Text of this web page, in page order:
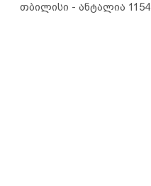
თბილისი - ანტალია